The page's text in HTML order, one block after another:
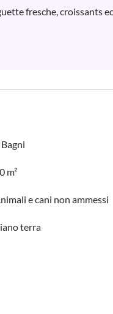
fresche, croissants
m²
e cani non ammessi
terra